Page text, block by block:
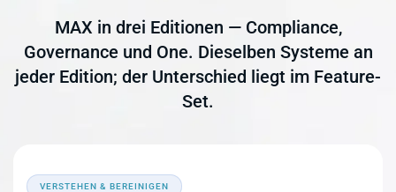
MAX in drei Editionen — Compliance,
Governance und One. Dieselben Systeme an
jeder Edition; der Unterschied liegt im Feature-
Set.
VERSTEHEN & BEREINIGEN